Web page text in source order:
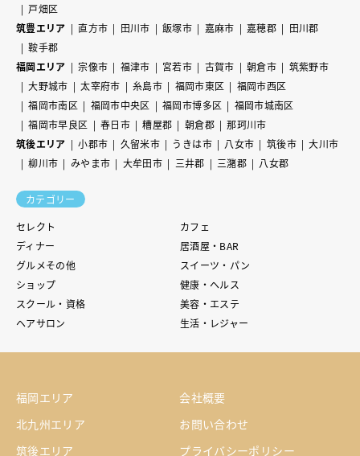
戸畑区
筑豊エリア
直方市 田川市 飯塚市 嘉麻市 嘉穂郡
田川郡
鞍手郡
福岡エリア
宗像市 福津市 宮若市 古賀市 朝倉市
筑紫野市
大野城市
太宰府市 糸島市 福岡市東区
福岡市西区
福岡市南区
福岡市中央区 福岡市博多区
福岡市城南区
福岡市早良区
春日市 糟屋郡 朝倉郡
那珂川市
筑後エリア
小郡市 久留米市 うきは市 八女市 筑後市
大川市
柳川市
みやま市 大牟田市 三井郡 三潴郡 八女郡
カテゴリー
セレクト
カフェ
ディナー
居酒屋・BAR
グルメその他
スイーツ・パン
ショップ
健康・ヘルス
スクール・資格
美容・エステ
ヘアサロン
生活・レジャー
福岡エリア
北九州エリア
筑後エリア
会社概要
お問い合わせ
プライバシーポリシー